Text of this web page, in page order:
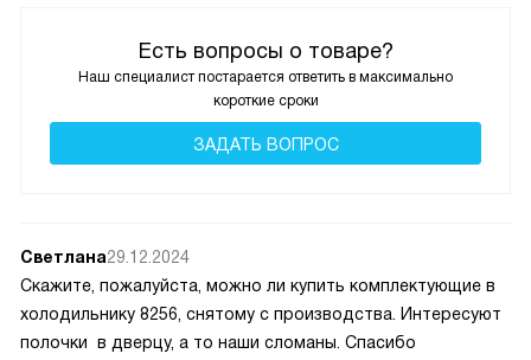
Есть вопросы о товаре?
Наш специалист постарается ответить в максимально
короткие сроки
ЗАДАТЬ ВОПРОС
Светлана29.12.2024
Скажите, пожалуйста, можно ли купить комплектующие в
холодильнику 8256, снятому с производства. Интересуют
полочки в дверцу, а то наши сломаны. Спасибо